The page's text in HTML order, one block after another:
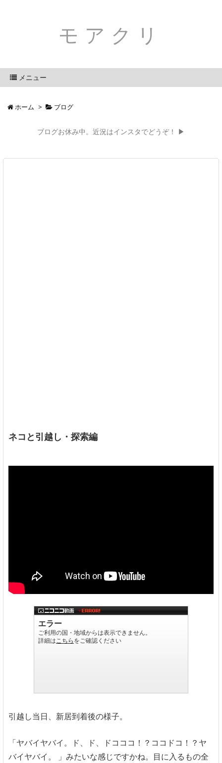
モアクリ
メニュー
ホーム > ブログ
ブログお休み中。近況はインスタでどうぞ！ ▶
ネコと引越し・探索編
引越し当日、新居到着後の様子。
「ヤバイヤバイ。ド、ド、ドコココ！？ココドコ！？ヤ
バイヤバイ。 」みたいな感じですかね。目に入るもの全